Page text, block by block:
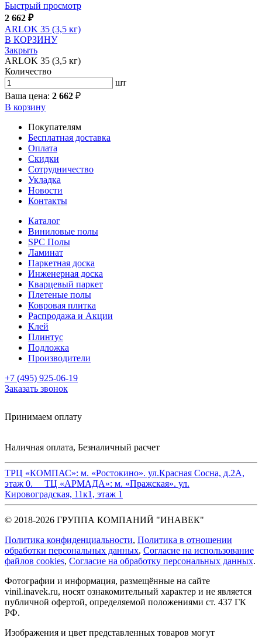
Быстрый просмотр
2 662 ₽
ARLOK 35 (3,5 кг)
В КОРЗИНУ
Закрыть
ARLOK 35 (3,5 кг)
Количество
шт
Ваша цена: 2 662 ₽
В корзину
Покупателям
Бесплатная доставка
Оплата
Скидки
Сотрудничество
Укладка
Новости
Контакты
Каталог
Виниловые полы
SPC Полы
Ламинат
Паркетная доска
Инженерная доска
Кварцевый паркет
Плетеные полы
Ковровая плитка
Распродажа и Акции
Клей
Плинтус
Подложка
Производители
+7 (495) 925-06-19
Заказать звонок
Принимаем оплату
Наличная оплата, Безналичный расчет
ТРЦ «КОМПАС»: м. «Ростокино». ул.Красная Сосна, д.2А,
этаж 0. ТЦ «АРМАДА»: м. «Пражская». ул.
Кировоградская, 11к1, этаж 1
© 2018-2026 ГРУППА КОМПАНИЙ "ИНАВЕК"
Политика конфиденциальности, Политика в отношении
обработки персональных данных, Cогласие на использование
файлов cookies, Согласие на обработку персональных данных.
Фотографии и информация, размещённые на сайте
vinil.inavek.ru, носят ознакомительный характер и не является
публичной офертой, определяемой положениями ст. 437 ГК
РФ.
Изображения и цвет представленных товаров могут